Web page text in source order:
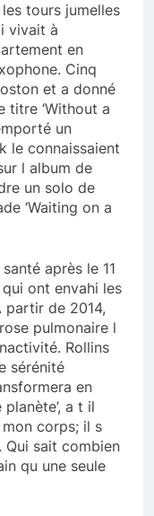
tours jumelles
vivait à
en
Cinq
et a donné
titre ‘Without a
un
le connaissaient
l album de
un solo de
‘Waiting on a
après le 11
ont envahi les
partir de 2014,
pulmonaire l
Rollins
sérénité
en
a t il
corps; il s
Qui sait combien
qu une seule